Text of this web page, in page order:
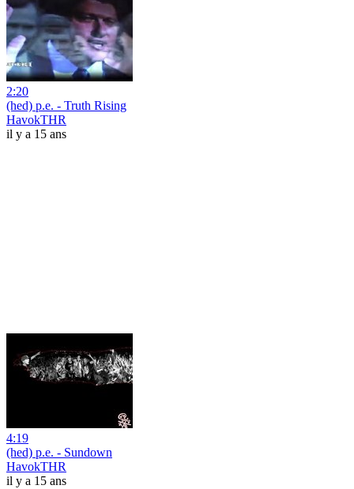
2:20
(hed) p.e. - Truth Rising
HavokTHR
il y a 15 ans
4:19
(hed) p.e. - Sundown
HavokTHR
il y a 15 ans